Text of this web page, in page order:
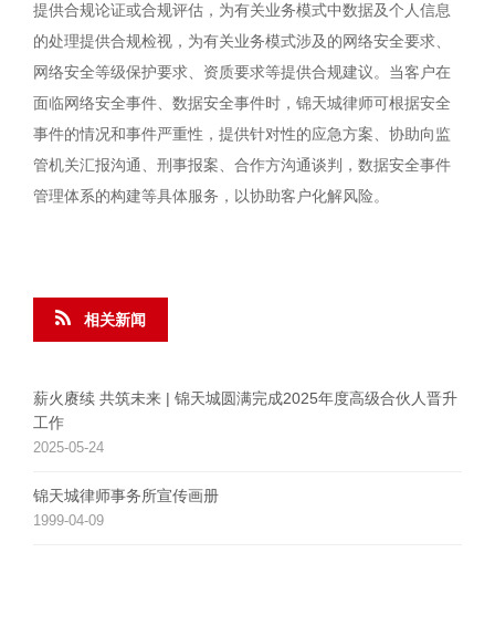
提供合规论证或合规评估，为有关业务模式中数据及个人信息
的处理提供合规检视，为有关业务模式涉及的网络安全要求、
网络安全等级保护要求、资质要求等提供合规建议。当客户在
面临网络安全事件、数据安全事件时，锦天城律师可根据安全
事件的情况和事件严重性，提供针对性的应急方案、协助向监
管机关汇报沟通、刑事报案、合作方沟通谈判，数据安全事件
管理体系的构建等具体服务，以协助客户化解风险。
相关新闻
薪火赓续 共筑未来 | 锦天城圆满完成2025年度高级合伙人晋升
工作
2025-05-24
锦天城律师事务所宣传画册
1999-04-09